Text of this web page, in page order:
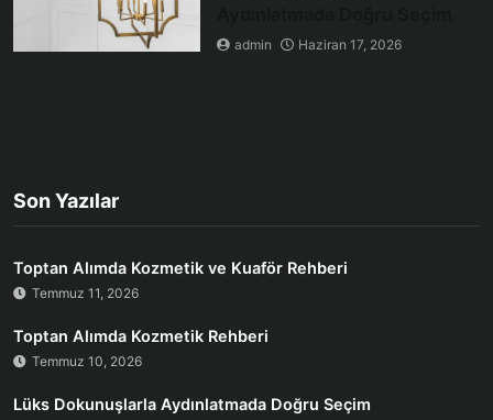
admin Haziran 17, 2026
Son Yazılar
Toptan Alımda Kozmetik ve Kuaför Rehberi
Temmuz 11, 2026
Toptan Alımda Kozmetik Rehberi
Temmuz 10, 2026
Lüks Dokunuşlarla Aydınlatmada Doğru Seçim